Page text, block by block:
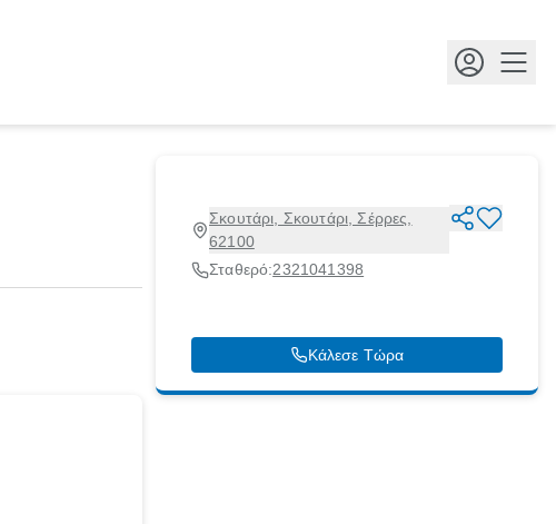
Σκουτάρι, Σκουτάρι, Σέρρες,
62100
Σταθερό:2321041398
Κάλεσε Τώρα